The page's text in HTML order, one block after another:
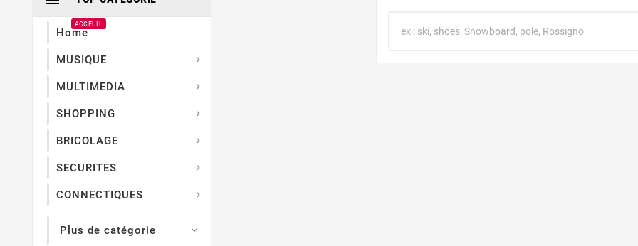
Home
ACCEUIL
MUSIQUE 
MULTIMEDIA 
SHOPPING 
BRICOLAGE 
SECURITES 
CONNECTIQUES 
Plus de catégorie 